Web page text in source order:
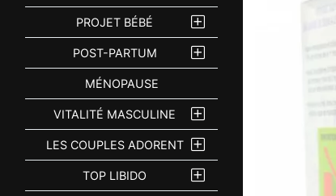
PROJET BÉBÉ
POST-PARTUM
MÉNOPAUSE
VITALITÉ MASCULINE
LES COUPLES ADORENT
TOP LIBIDO